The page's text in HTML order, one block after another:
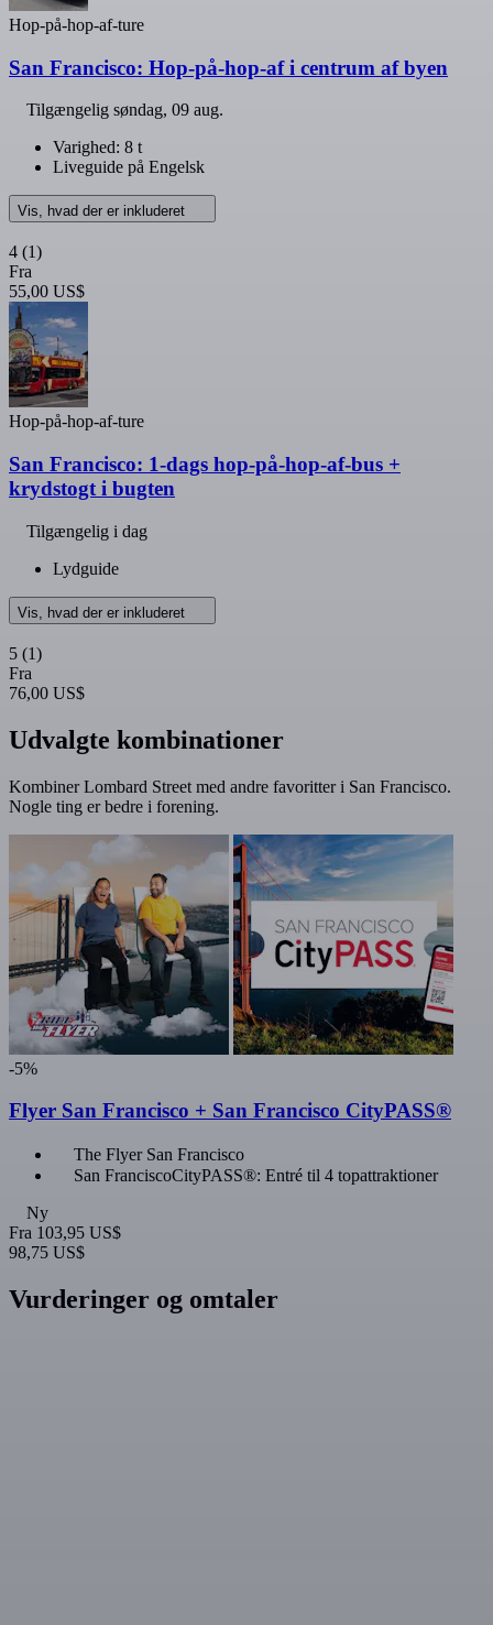
Hop-på-hop-af-ture
San Francisco: Hop-på-hop-af i centrum af byen
Tilgængelig søndag, 09 aug.
Varighed: 8 t
Liveguide på Engelsk
Vis, hvad der er inkluderet
4 (1)
Fra
55,00 US$
Hop-på-hop-af-ture
San Francisco: 1-dags hop-på-hop-af-bus +
krydstogt i bugten
Tilgængelig i dag
Lydguide
Vis, hvad der er inkluderet
5 (1)
Fra
76,00 US$
Udvalgte kombinationer
Kombiner Lombard Street med andre favoritter i San Francisco.
Nogle ting er bedre i forening.
-5%
Flyer San Francisco + San Francisco CityPASS®
The Flyer San Francisco
San FranciscoCityPASS®: Entré til 4 topattraktioner
Ny
Fra 103,95 US$
98,75 US$
Vurderinger og omtaler